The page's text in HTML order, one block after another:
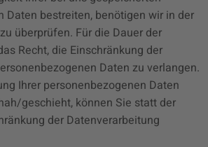
Daten bestreiten, benötigen wir in der
überprüfen. Für die Dauer der
Recht, die Einschränkung der
Daten zu verlangen.
Ihrer personenbezogenen Daten
geschieht, können Sie statt der
der Datenverarbeitung